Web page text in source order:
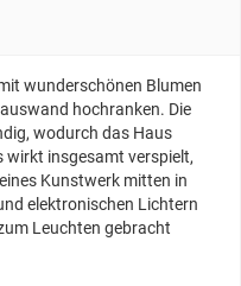
wunderschönen Blumen
hochranken. Die
wodurch das Haus
insgesamt verspielt,
Kunstwerk mitten in
elektronischen Lichtern
Leuchten gebracht